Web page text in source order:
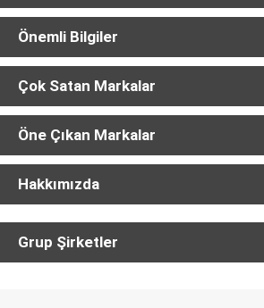
Önemli Bilgiler
Çok Satan Markalar
Öne Çıkan Markalar
Hakkımızda
Grup Şirketler